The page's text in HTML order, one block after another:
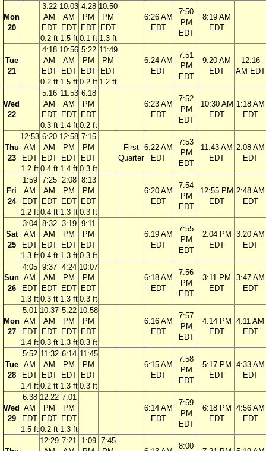
Mon
20
3:22
AM
EDT
0.2 ft
10:03
AM
EDT
1.5 ft
4:28
PM
EDT
0.1 ft
10:50
PM
EDT
1.3 ft
6:26 AM
EDT
7:50
PM
EDT
8:19 AM
EDT
Tue
21
4:18
AM
EDT
0.2 ft
10:56
AM
EDT
1.5 ft
5:22
PM
EDT
0.2 ft
11:49
PM
EDT
1.2 ft
6:24 AM
EDT
7:51
PM
EDT
9:20 AM
EDT
12:16
AM EDT
Wed
22
5:16
AM
EDT
0.3 ft
11:53
AM
EDT
1.4 ft
6:18
PM
EDT
0.2 ft
6:23 AM
EDT
7:52
PM
EDT
10:30 AM
EDT
1:18 AM
EDT
Thu
23
12:53
AM
EDT
1.2 ft
6:20
AM
EDT
0.4 ft
12:58
PM
EDT
1.4 ft
7:15
PM
EDT
0.3 ft
First
Quarter
6:22 AM
EDT
7:53
PM
EDT
11:43 AM
EDT
2:08 AM
EDT
Fri
24
1:59
AM
EDT
1.2 ft
7:25
AM
EDT
0.4 ft
2:08
PM
EDT
1.3 ft
8:13
PM
EDT
0.3 ft
6:20 AM
EDT
7:54
PM
EDT
12:55 PM
EDT
2:48 AM
EDT
Sat
25
3:04
AM
EDT
1.3 ft
8:32
AM
EDT
0.4 ft
3:19
PM
EDT
1.3 ft
9:11
PM
EDT
0.3 ft
6:19 AM
EDT
7:55
PM
EDT
2:04 PM
EDT
3:20 AM
EDT
Sun
26
4:05
AM
EDT
1.3 ft
9:37
AM
EDT
0.3 ft
4:24
PM
EDT
1.3 ft
10:07
PM
EDT
0.3 ft
6:18 AM
EDT
7:56
PM
EDT
3:11 PM
EDT
3:47 AM
EDT
Mon
27
5:01
AM
EDT
1.4 ft
10:37
AM
EDT
0.3 ft
5:22
PM
EDT
1.3 ft
10:58
PM
EDT
0.3 ft
6:16 AM
EDT
7:57
PM
EDT
4:14 PM
EDT
4:11 AM
EDT
Tue
28
5:52
AM
EDT
1.4 ft
11:32
AM
EDT
0.2 ft
6:14
PM
EDT
1.3 ft
11:45
PM
EDT
0.3 ft
6:15 AM
EDT
7:58
PM
EDT
5:17 PM
EDT
4:33 AM
EDT
Wed
29
6:38
AM
EDT
1.5 ft
12:22
PM
EDT
0.2 ft
7:01
PM
EDT
1.3 ft
6:14 AM
EDT
7:59
PM
EDT
6:18 PM
EDT
4:56 AM
EDT
12:29 7:21
1:09 7:45
8:00